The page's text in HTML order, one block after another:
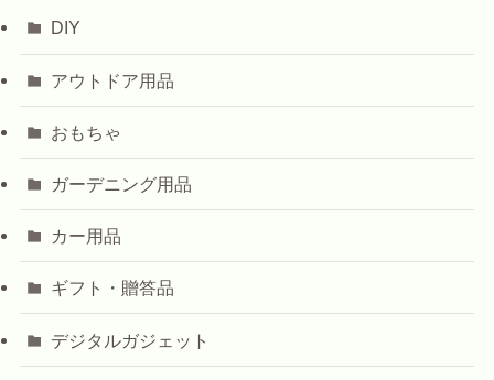
DIY
アウトドア用品
おもちゃ
ガーデニング用品
カー用品
ギフト・贈答品
デジタルガジェット